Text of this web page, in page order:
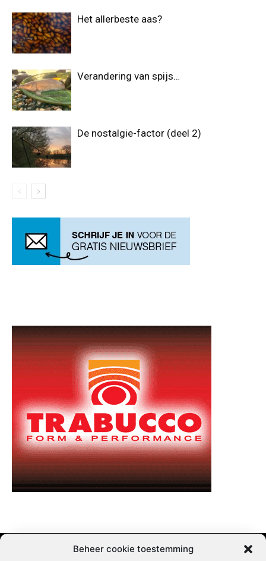
Beheer cookie toestemming
Het allerbeste aas?
Verandering van spijs…
De nostalgie-factor (deel 2)